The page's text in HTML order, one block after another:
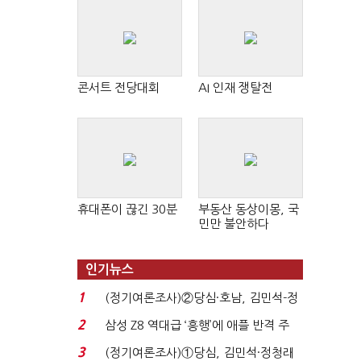
콘서트 전당대회 AI 인재 쟁탈전
휴대폰이 끊긴 30분
부동산 동상이몽, 국
민만 불안하다
인기뉴스
1
(정기여론조사)②당심·호남, 김민석-정
청래 '초접전'...
2
삼성 Z8 역대급 ‘흥행’에 애플 반격 주
목…9월 ‘폴...
3 (정기여론조사)①당심, 김민석·정청래